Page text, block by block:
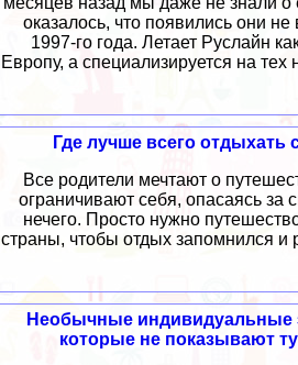
оказалось, что появились они
1997-го года. Летает Руслайн
Европу, а специализируется на
Где лучше всего отдыхать
Все родители мечтают о
ограничивают себя, опасаясь за
нечего. Просто нужно
страны, чтобы отдых запомнился и
Необычные индивидуальные
которые не показывают